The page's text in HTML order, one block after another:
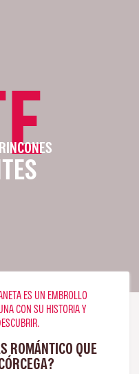
ES UN EMBROLLO
CON SU HISTORIA Y
ROMÁNTICO QUE